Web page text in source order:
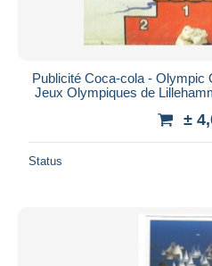
Publicité Coca-cola - Olympic
Jeux Olympiques de
±
Status